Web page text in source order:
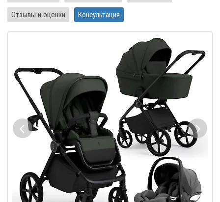
Отзывы и оценки Консультация